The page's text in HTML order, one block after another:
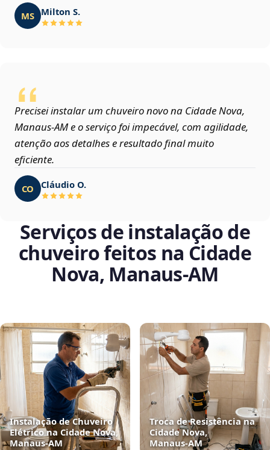
MS Milton S.
Precisei instalar um chuveiro novo na Cidade Nova,
Manaus‑AM e o serviço foi impecável, com agilidade,
atenção aos detalhes e resultado final muito
eficiente.
CO Cláudio O.
Serviços de instalação de
chuveiro feitos na Cidade
Nova, Manaus‑AM
Instalação de Chuveiro
Elétrico na Cidade Nova,
Manaus‑AM
Troca de Resistência na
Cidade Nova,
Manaus‑AM